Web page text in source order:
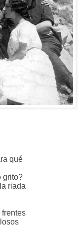
qué
grito?
riada